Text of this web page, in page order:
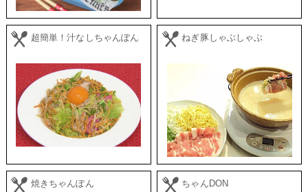
超簡単！汁なしちゃんぽん ねぎ豚しゃぶしゃぶ
焼きちゃんぽん ちゃんDON